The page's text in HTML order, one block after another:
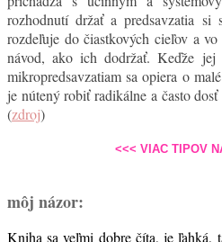
rozhodnutí držať a predsavzatia si
rozdeľuje do čiastkových cieľov a
návod, ako ich dodržať. Keďže jej
mikropredsavzatiam sa opiera o
je nútený robiť radikálne a často
(zdroj)
<<< VIAC TIPOV
môj názor:
Kniha sa veľmi dobre číta, je